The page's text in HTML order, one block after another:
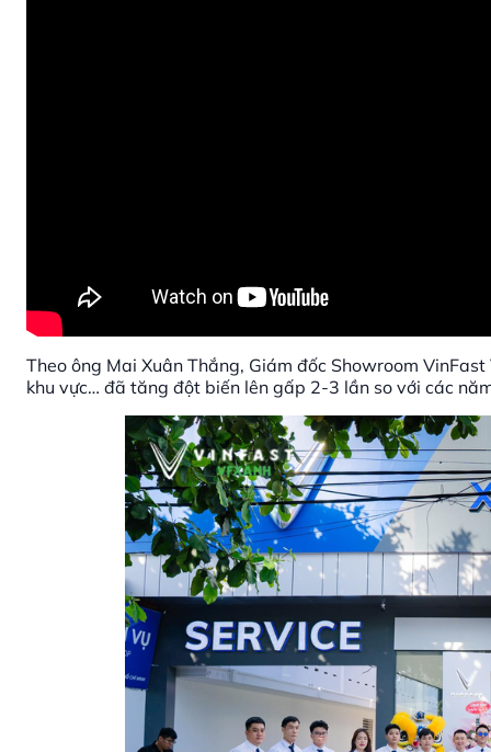
Theo ông Mai Xuân Thắng, Giám đốc Showroom
khu vực… đã tăng đột biến lên gấp 2-3 lần so với các